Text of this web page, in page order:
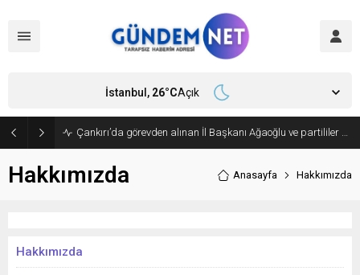
Çankırı’da görevden alınan İl Başkanı Ağaoğlu ve partililer CHP’den istifa edip, Yeni Parti’ye geçti
İstanbul, 26°CAçık
Hakkımızda Anasayfa Hakkımızda
Hakkımızda